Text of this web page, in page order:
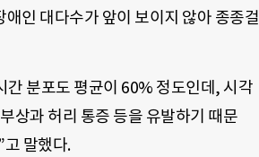
인 대다수가 앞이 보이지 않아 종종걸
간 분포도 평균이 60% 정도인데, 시각
상과 허리 통증 등을 유발하기 때문
고 말했다.